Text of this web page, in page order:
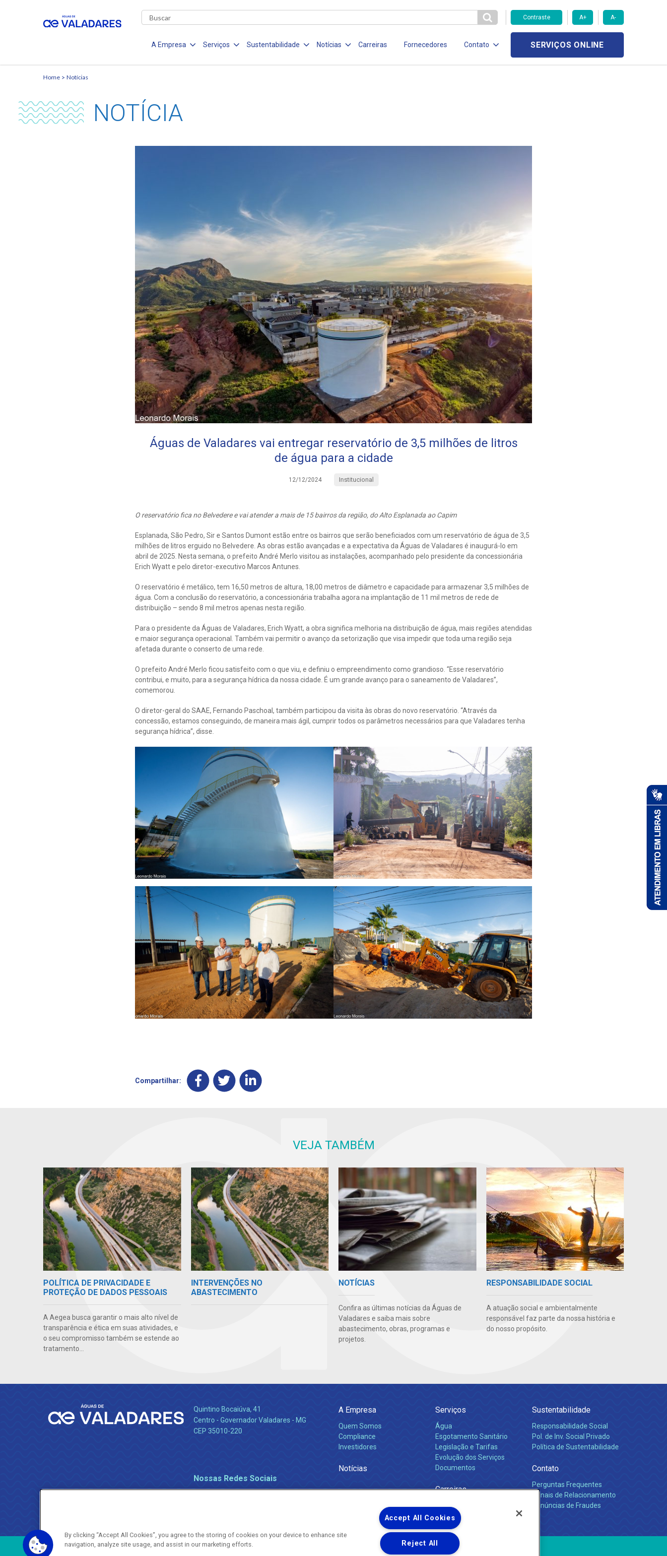
Contraste A+ A-
A Empresa Serviços Sustentabilidade Notícias Carreiras Fornecedores Contato SERVIÇOS ONLINE
Home Notícias
NOTÍCIA
Águas de Valadares vai entregar reservatório de 3,5 milhões de litros
de água para a cidade
12/12/2024 Institucional
O reservatório fica no Belvedere e vai atender a mais de 15 bairros da região, do Alto Esplanada ao Capim
Esplanada, São Pedro, Sir e Santos Dumont estão entre os bairros que serão beneficiados com um reservatório de água de 3,5
milhões de litros erguido no Belvedere. As obras estão avançadas e a expectativa da Águas de Valadares é inaugurá-lo em
abril de 2025. Nesta semana, o prefeito André Merlo visitou as instalações, acompanhado pelo presidente da concessionária
Erich Wyatt e pelo diretor-executivo Marcos Antunes.
O reservatório é metálico, tem 16,50 metros de altura, 18,00 metros de diâmetro e capacidade para armazenar 3,5 milhões de
água. Com a conclusão do reservatório, a concessionária trabalha agora na implantação de 11 mil metros de rede de
distribuição – sendo 8 mil metros apenas nesta região.
Para o presidente da Águas de Valadares, Erich Wyatt, a obra significa melhoria na distribuição de água, mais regiões atendidas
e maior segurança operacional. Também vai permitir o avanço da setorização que visa impedir que toda uma região seja
afetada durante o conserto de uma rede.
O prefeito André Merlo ficou satisfeito com o que viu, e definiu o empreendimento como grandioso. “Esse reservatório
contribui, e muito, para a segurança hídrica da nossa cidade. É um grande avanço para o saneamento de Valadares”,
comemorou.
O diretor-geral do SAAE, Fernando Paschoal, também participou da visita às obras do novo reservatório. “Através da
concessão, estamos conseguindo, de maneira mais ágil, cumprir todos os parâmetros necessários para que Valadares tenha
segurança hídrica”, disse.
Compartilhar:
VEJA TAMBÉM
POLÍTICA DE PRIVACIDADE E
PROTEÇÃO DE DADOS PESSOAIS
A Aegea busca garantir o mais alto nível de
transparência e ética em suas atividades, e
o seu compromisso também se estende ao
tratamento...
INTERVENÇÕES NO
ABASTECIMENTO
NOTÍCIAS
Confira as últimas notícias da Águas de
Valadares e saiba mais sobre
abastecimento, obras, programas e
projetos.
RESPONSABILIDADE SOCIAL
A atuação social e ambientalmente
responsável faz parte da nossa história e
do nosso propósito.
Quintino Bocaiúva, 41
Centro - Governador Valadares - MG
CEP 35010-220
Nossas Redes Sociais
A Empresa
Quem Somos
Compliance
Investidores
Notícias
Serviços
Água
Esgotamento Sanitário
Legislação e Tarifas
Evolução dos Serviços
Documentos
Carreiras
Sustentabilidade
Responsabilidade Social
Pol. de Inv. Social Privado
Política de Sustentabilidade
Contato
Perguntas Frequentes
Canais de Relacionamento
Denúncias de Fraudes
Copyright ® 2026 - Todos os Direitos Reservados.
By clicking “Accept All Cookies”, you agree to the storing of cookies on your device to enhance site
navigation, analyze site usage, and assist in our marketing efforts.
Accept All Cookies
Reject All